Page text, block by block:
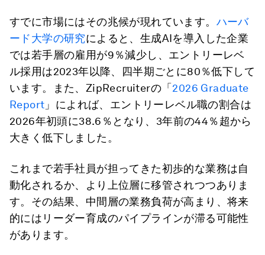
すでに市場にはその兆候が現れています。 ハーバ
ード大学の研究によると、生成AIを導入した企業
では若手層の雇用が9％減少し、エントリーレベ
ル採用は2023年以降、四半期ごとに80％低下して
います。また、ZipRecruiterの「 2026 Graduate
Report 」によれば、エントリーレベル職の割合は
2026年初頭に38.6％となり、3年前の44％超から
大きく低下しました。
これまで若手社員が担ってきた初歩的な業務は自
動化されるか、より上位層に移管されつつありま
す。その結果、中間層の業務負荷が高まり、将来
的にはリーダー育成のパイプラインが滞る可能性
があります。